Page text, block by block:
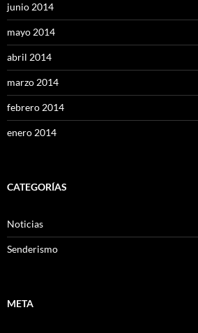
junio 2014
mayo 2014
abril 2014
marzo 2014
febrero 2014
enero 2014
CATEGORÍAS
Noticias
Senderismo
META